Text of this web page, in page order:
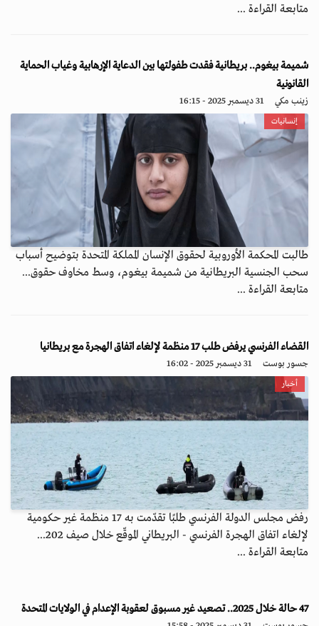
متابعة القراءة ...
شميمة بيغوم.. بريطانية فقدت طفولتها بين الدعاية الإرهابية وغياب الحماية
القانونية
زينب مكي 31 ديسمبر 2025 - 16:15
إنسانيات
طالبت المحكمة الأوروبية لحقوق الإنسان المملكة المتحدة بتوضيح أسباب
سحب الجنسية البريطانية من شميمة بيغوم، وسط مخاوف حقوق...
متابعة القراءة ...
القضاء الفرنسي يرفض طلب 17 منظمة لإلغاء اتفاق الهجرة مع بريطانيا
جسور بوست 31 ديسمبر 2025 - 16:02
أخبار
رفض مجلس الدولة الفرنسي طلبًا تقدّمت به 17 منظمة غير حكومية
لإلغاء اتفاق الهجرة الفرنسي - البريطاني الموقّع خلال صيف 202...
متابعة القراءة ...
47 حالة خلال 2025.. تصعيد غير مسبوق لعقوبة الإعدام في الولايات المتحدة